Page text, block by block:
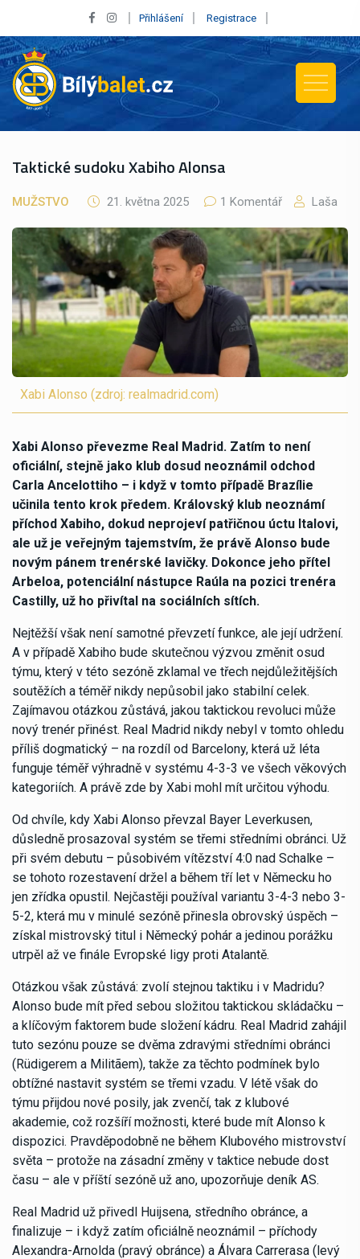
Přihlášení Registrace
Taktické sudoku Xabiho Alonsa
MUŽSTVO 21. května 2025 1 Komentář Laša
Xabi Alonso (zdroj: realmadrid.com)
Xabi Alonso převezme Real Madrid. Zatím to není
oficiální, stejně jako klub dosud neoznámil odchod
Carla Ancelottiho – i když v tomto případě Brazílie
učinila tento krok předem. Královský klub neoznámí
příchod Xabiho, dokud neprojeví patřičnou úctu Italovi,
ale už je veřejným tajemstvím, že právě Alonso bude
novým pánem trenérské lavičky. Dokonce jeho přítel
Arbeloa, potenciální nástupce Raúla na pozici trenéra
Castilly, už ho přivítal na sociálních sítích.
Nejtěžší však není samotné převzetí funkce, ale její udržení.
A v případě Xabiho bude skutečnou výzvou změnit osud
týmu, který v této sezóně zklamal ve třech nejdůležitějších
soutěžích a téměř nikdy nepůsobil jako stabilní celek.
Zajímavou otázkou zůstává, jakou taktickou revoluci může
nový trenér přinést. Real Madrid nikdy nebyl v tomto ohledu
příliš dogmatický – na rozdíl od Barcelony, která už léta
funguje téměř výhradně v systému 4-3-3 ve všech věkových
kategoriích. A právě zde by Xabi mohl mít určitou výhodu.
Od chvíle, kdy Xabi Alonso převzal Bayer Leverkusen,
důsledně prosazoval systém se třemi středními obránci. Už
při svém debutu – působivém vítězství 4:0 nad Schalke –
se tohoto rozestavení držel a během tří let v Německu ho
jen zřídka opustil. Nejčastěji používal variantu 3-4-3 nebo 3-
5-2, která mu v minulé sezóně přinesla obrovský úspěch –
získal mistrovský titul i Německý pohár a jedinou porážku
utrpěl až ve finále Evropské ligy proti Atalantě.
Otázkou však zůstává: zvolí stejnou taktiku i v Madridu?
Alonso bude mít před sebou složitou taktickou skládačku –
a klíčovým faktorem bude složení kádru. Real Madrid zahájil
tuto sezónu pouze se dvěma zdravými středními obránci
(Rüdigerem a Militãem), takže za těchto podmínek bylo
obtížné nastavit systém se třemi vzadu. V létě však do
týmu přijdou nové posily, jak zvenčí, tak z klubové
akademie, což rozšíří možnosti, které bude mít Alonso k
dispozici. Pravděpodobně ne během Klubového mistrovství
světa – protože na zásadní změny v taktice nebude dost
času – ale v příští sezóně už ano, upozorňuje deník AS.
Real Madrid už přivedl Huijsena, středního obránce, a
finalizuje – i když zatím oficiálně neoznámil – příchody
Alexandra-Arnolda (pravý obránce) a Álvara Carrerasa (levý